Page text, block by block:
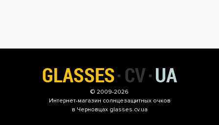
© 2009-2026
Интернет-магазин солнцезащитных очков
в Черновцах glasses.cv.ua